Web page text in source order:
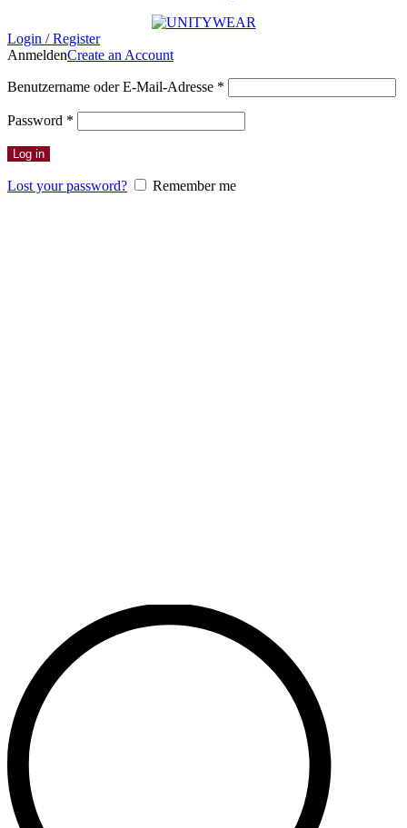
Login / Register
AnmeldenCreate an Account
Benutzername oder E-Mail-Adresse *
Password *
Log in
Lost your password? Remember me